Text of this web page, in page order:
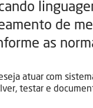
de
as
atuar com
testar e